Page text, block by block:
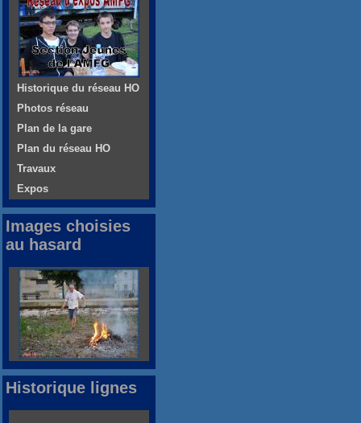
Historique du réseau HO
Photos réseau
Plan de la gare
Plan du réseau HO
Travaux
Expos
Images choisies
au hasard
Historique lignes